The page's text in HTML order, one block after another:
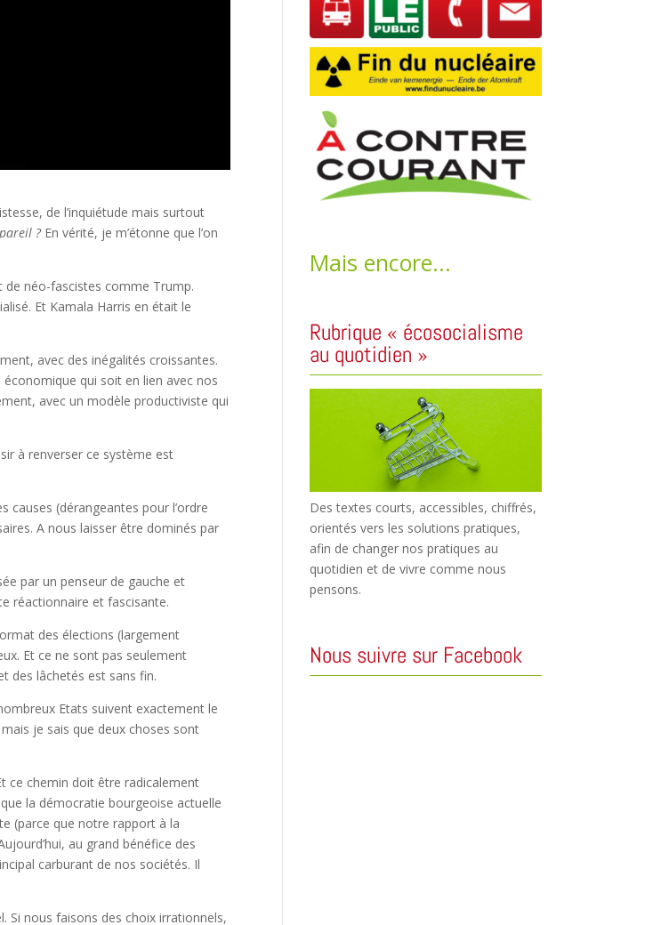
de l’inquiétude mais surtout
?En vérité, je m’étonne que l’on
de néo-fascistes comme Trump.
Et Kamala Harris en était le
avec des inégalités croissantes.
qui soit en lien avec nos
avec un modèle productiviste qui
à renverser ce système est
(dérangeantes pour l’ordre
A nous laisser être dominés par
par un penseur de gauche et
réactionnaire et fascisante.
des élections (largement
Et ce ne sont pas seulement
des lâchetés est sans fin.
Etats suivent exactement le
je sais que deux choses sont
ce chemin doit être radicalement
la démocratie bourgeoise actuelle
(parce que notre rapport à la
au grand bénéfice des
carburant de nos sociétés. Il
Si nous faisons des choix irrationnels,
Mais encore...
Rubrique « écosocialisme
au quotidien »
Des textes courts, accessibles, chiffrés,
orientés vers les solutions pratiques,
afin de changer nos pratiques au
quotidien et de vivre comme nous
pensons.
Nous suivre sur Facebook